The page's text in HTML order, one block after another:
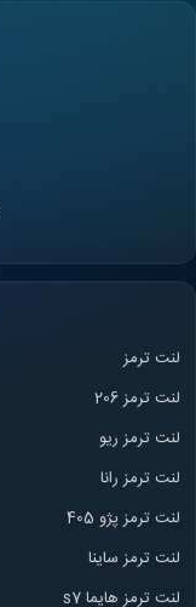
لنت ترمز
لنت ترمز 206
لنت ترمز ریو
لنت ترمز رانا
لنت ترمز پژو 405
لنت ترمز ساینا
لنت ترمز هایما s7